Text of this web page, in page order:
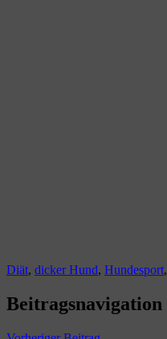
Diät, dicker Hund, Hundesport,
Beitragsnavigation